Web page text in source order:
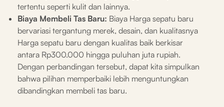
tertentu seperti kulit dan lainnya.
Biaya Membeli Tas Baru: Biaya Harga sepatu baru
bervariasi tergantung merek, desain, dan kualitasnya
Harga sepatu baru dengan kualitas baik berkisar
antara Rp300.000 hingga puluhan juta rupiah.
Dengan perbandingan tersebut, dapat kita simpulkan
bahwa pilihan memperbaiki lebih menguntungkan
dibandingkan membeli tas baru.